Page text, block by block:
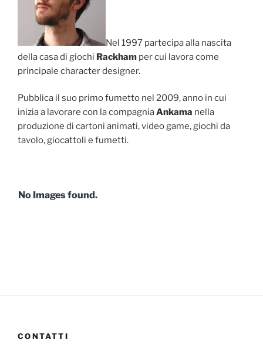
Nel 1997 partecipa alla nascita
della casa di giochi Rackham per cui lavora come
principale character designer.
Pubblica il suo primo fumetto nel 2009, anno in cui
inizia a lavorare con la compagniaAnkama nella
produzione di cartoni animati, video game, giochi da
tavolo, giocattoli e fumetti.
No Images found.
CONTATTI